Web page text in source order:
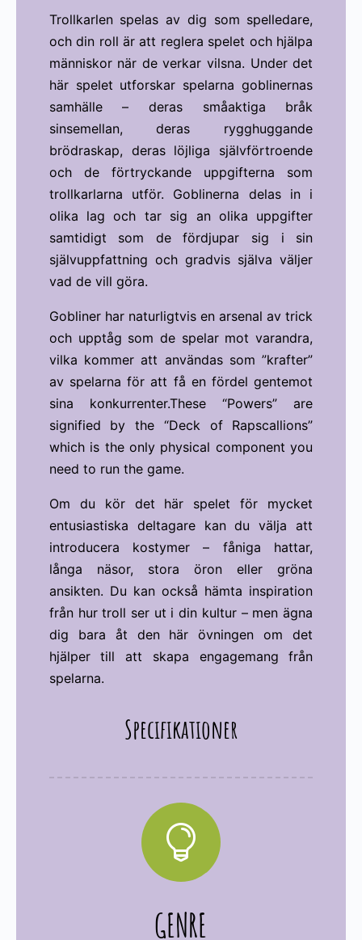
Trollkarlen spelas av dig som spelledare,
och din roll är att reglera spelet och hjälpa
människor när de verkar vilsna. Under det
här spelet utforskar spelarna goblinernas
samhälle – deras småaktiga bråk
sinsemellan, deras rygghuggande
brödraskap, deras löjliga självförtroende
och de förtryckande uppgifterna som
trollkarlarna utför. Goblinerna delas in i
olika lag och tar sig an olika uppgifter
samtidigt som de fördjupar sig i sin
självuppfattning och gradvis själva väljer
vad de vill göra.
Gobliner har naturligtvis en arsenal av trick
och upptåg som de spelar mot varandra,
vilka kommer att användas som ”krafter”
av spelarna för att få en fördel gentemot
sina konkurrenter.These “Powers” are
signified by the “Deck of Rapscallions”
which is the only physical component you
need to run the game.
Om du kör det här spelet för mycket
entusiastiska deltagare kan du välja att
introducera kostymer – fåniga hattar,
långa näsor, stora öron eller gröna
ansikten. Du kan också hämta inspiration
från hur troll ser ut i din kultur – men ägna
dig bara åt den här övningen om det
hjälper till att skapa engagemang från
spelarna.
Specifikationer

GENRE